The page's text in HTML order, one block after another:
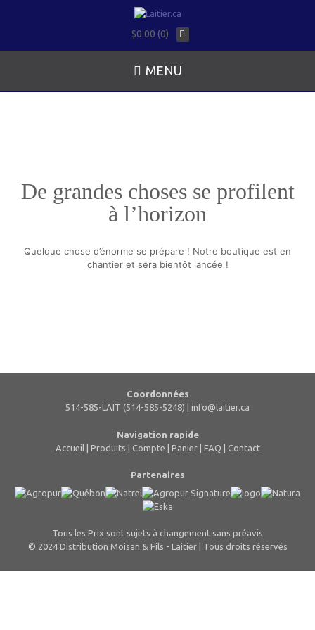
$0.00 (0)
MENU
De grandes choses se profilent
à l’horizon
Quelque chose d’énorme se prépare ! Notre boutique est en
chantier et sera bientôt lancée !
Coordonnées
514-585-LAIT (514-585-5248) | info@laitier.ca
Navigation rapide
Accueil | Produits | Compte | Panier| FAQ | Contact
Partenaires
Tous les Prix sont sujets à changement sans préavis
© 2024 Distribution Moisan & Fils - Laitier | Tous droits réservés